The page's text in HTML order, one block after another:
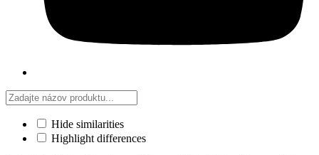
Hide similarities
Highlight differences